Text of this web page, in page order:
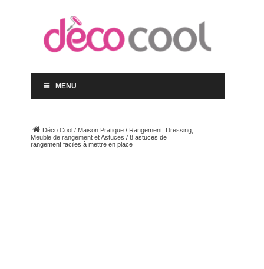
MENU
Déco Cool/ Maison Pratique/ Rangement, Dressing,
Meuble de rangement et Astuces / 8 astuces de
rangement faciles à mettre en place